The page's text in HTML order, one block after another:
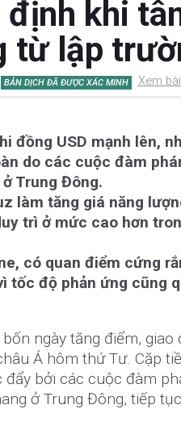
khi
từ lập
BẢN DỊCH ĐÃ ĐƯỢC XÁC MINH Xem
đồng USD mạnh lên,
do các cuộc đàm
Trung Đông.
làm tăng giá năng
trì ở mức cao hơn
có quan điểm cứng
tốc độ phản ứng cũng
ngày tăng điểm, giao
Á hôm thứ Tư. Cặp
bởi các cuộc đàm
ở Trung Đông, tiếp